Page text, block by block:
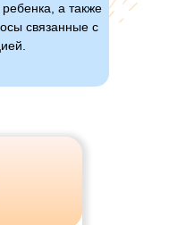
ребенка, а также
связанные с